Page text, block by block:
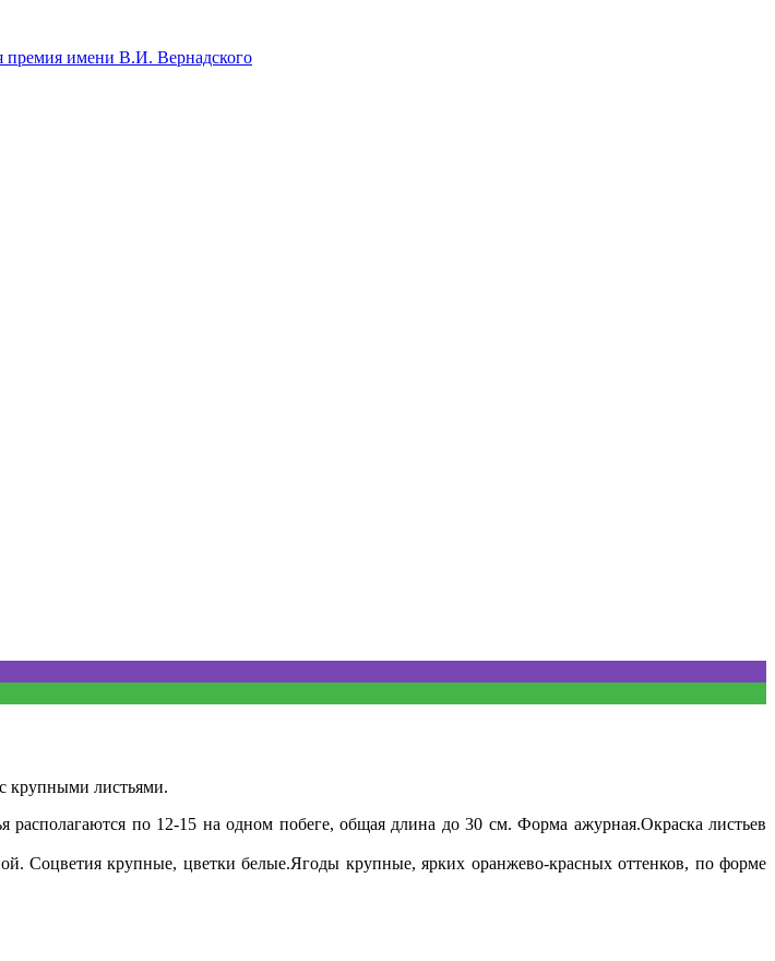
крупными листьями.
располагаются по 12-15 на одном побеге, общая длина до 30 см. Форма ажурная.Окраска листьев
Соцветия крупные, цветки белые.Ягоды крупные, ярких оранжево-красных оттенков, по форме